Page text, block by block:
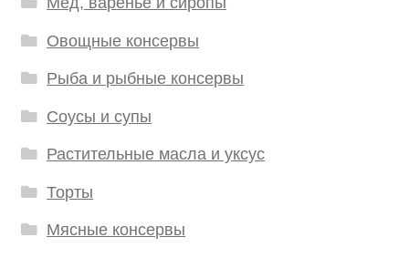
Овощные консервы
Рыба и рыбные консервы
Соусы и супы
Растительные масла и уксус
Торты
Мясные консервы